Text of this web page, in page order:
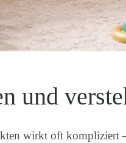
und
wirkt oft kompliziert